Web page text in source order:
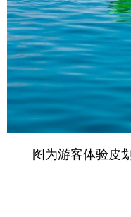
图为游客体验皮划